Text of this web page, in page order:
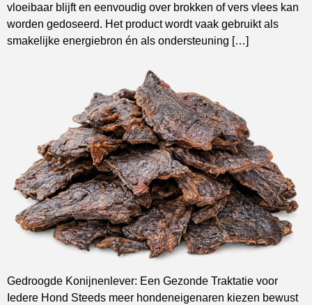
vloeibaar blijft en eenvoudig over brokken of vers vlees kan
worden gedoseerd. Het product wordt vaak gebruikt als
smakelijke energiebron én als ondersteuning […]
Gedroogde Konijnenlever: Een Gezonde Traktatie voor
Iedere Hond Steeds meer hondeneigenaren kiezen bewust